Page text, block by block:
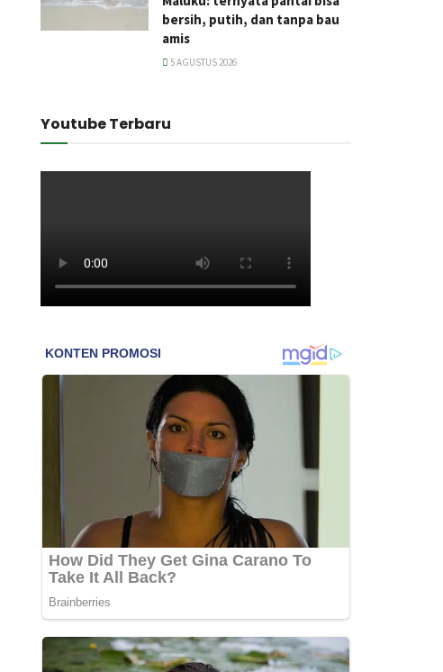
bersih, putih, dan tanpa bau
amis
5 AGUSTUS 2026
Youtube Terbaru